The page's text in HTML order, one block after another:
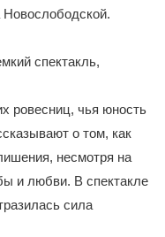
Новослободской.
спектакль,
ровесниц, чья юность
о том, как
несмотря на
и любви. В спектакле
сила